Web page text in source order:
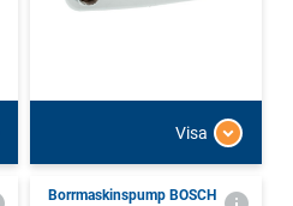
Visa
Borrmaskinspump BOSCH